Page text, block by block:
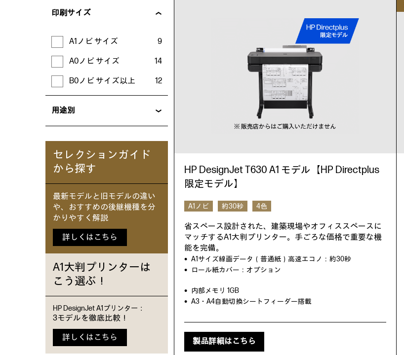
印刷サイズ
A1ノビ サイズ 9
A0ノビ サイズ 14
B0ノビ サイズ以上 12
用途別
セレクションガイド
から探す
最新モデルと旧モデルの違い
や、おすすめの後継機種を分
かりやすく解説
詳しくはこちら
A1大判プリンターは
こう選ぶ！
HP DesignJet A1プリンター：
3モデルを徹底比較！
詳しくはこちら
HP DesignJet T630 A1 モデル【HP Directplus
限定モデル】
A1ノビ 約30秒 4色
省スペース設計された、建築現場やオフィススペースに
マッチするA1大判プリンター。手ごろな価格で重要な機
能を完備。
A1サイズ線画データ（普通紙）高速エコノ：約30秒
ロール紙カバー：オプション
内部メモリ 1GB
A3・A4自動切換シートフィーダー搭載
製品詳細はこちら